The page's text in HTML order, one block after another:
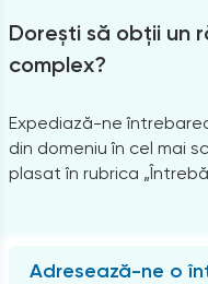
Dorești să obții un
complex?
Expediază-ne
din domeniu în cel mai
plasat în rubrica
Adresează-ne o